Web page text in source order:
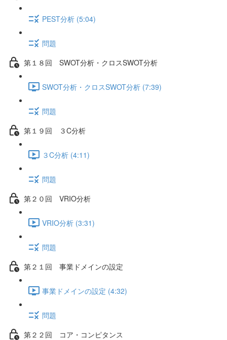
PEST分析 (5:04)
問題
第１８回 SWOT分析・クロスSWOT分析
SWOT分析・クロスSWOT分析 (7:39)
問題
第１９回 ３C分析
３C分析 (4:11)
問題
第２０回 VRIO分析
VRIO分析 (3:31)
問題
第２１回 事業ドメインの設定
事業ドメインの設定 (4:32)
問題
第２２回 コア・コンピタンス